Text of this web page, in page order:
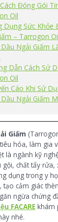
Đóng Gói
Oil
Dụng Sức
– Tarrogon
Ngải Giấm
Dẫn Cách Sử
Oil
Cáo Khi Sử
Ngải Giấm
Giấm
hóa, làm gia
là ngành kỹ
gội, chất tẩy
dụng trong y
tạo cảm giác
ngừa chứng
FACARE khám
nhé.